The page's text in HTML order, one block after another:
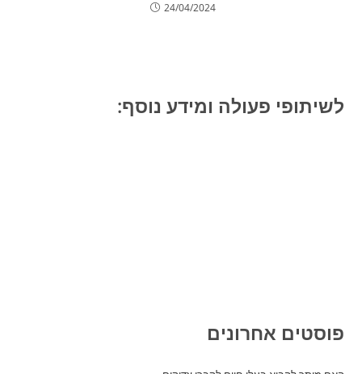
24/04/2024
לשיתופי פעולה ומידע נוסף:
פוסטים אחרונים